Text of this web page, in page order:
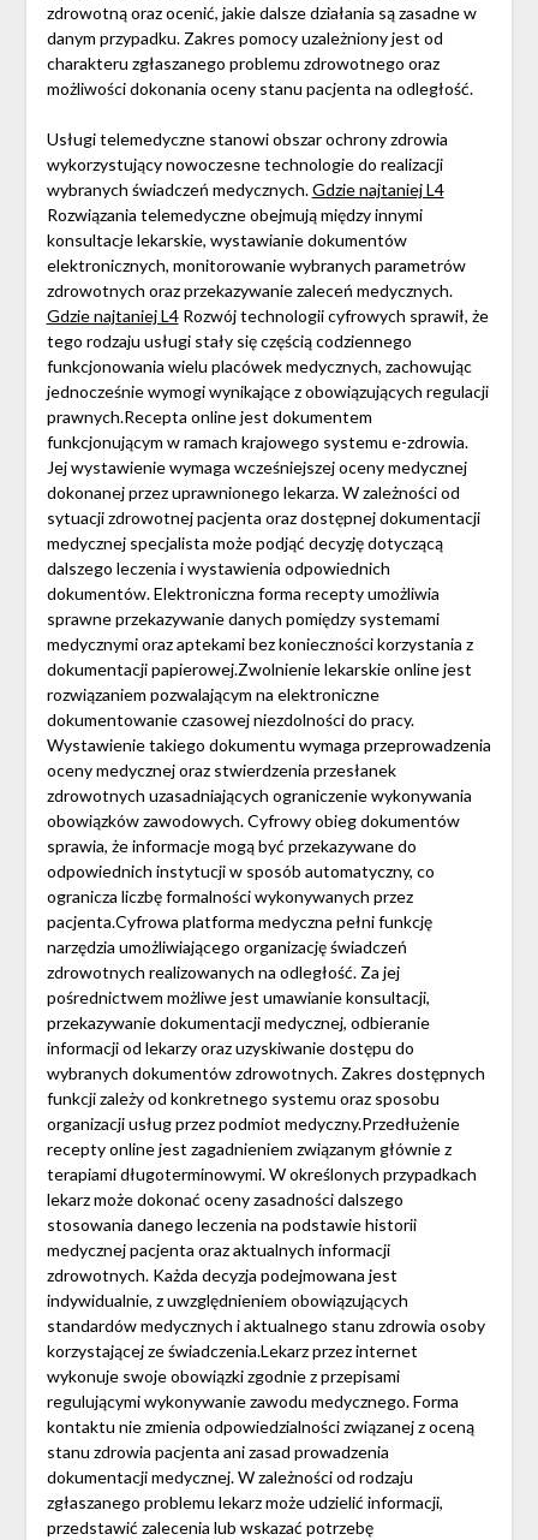
zdrowotną oraz ocenić, jakie dalsze działania są zasadne w
danym przypadku. Zakres pomocy uzależniony jest od
charakteru zgłaszanego problemu zdrowotnego oraz
możliwości dokonania oceny stanu pacjenta na odległość.
Usługi telemedyczne stanowi obszar ochrony zdrowia
wykorzystujący nowoczesne technologie do realizacji
wybranych świadczeń medycznych.Gdzie najtaniej L4
Rozwiązania telemedyczne obejmują między innymi
konsultacje lekarskie, wystawianie dokumentów
elektronicznych, monitorowanie wybranych parametrów
zdrowotnych oraz przekazywanie zaleceń medycznych.
Gdzie najtaniej L4Rozwój technologii cyfrowych sprawił, że
tego rodzaju usługi stały się częścią codziennego
funkcjonowania wielu placówek medycznych, zachowując
jednocześnie wymogi wynikające z obowiązujących regulacji
prawnych.Recepta online jest dokumentem
funkcjonującym w ramach krajowego systemu e-zdrowia.
Jej wystawienie wymaga wcześniejszej oceny medycznej
dokonanej przez uprawnionego lekarza. W zależności od
sytuacji zdrowotnej pacjenta oraz dostępnej dokumentacji
medycznej specjalista może podjąć decyzję dotyczącą
dalszego leczenia i wystawienia odpowiednich
dokumentów. Elektroniczna forma recepty umożliwia
sprawne przekazywanie danych pomiędzy systemami
medycznymi oraz aptekami bez konieczności korzystania z
dokumentacji papierowej.Zwolnienie lekarskie online jest
rozwiązaniem pozwalającym na elektroniczne
dokumentowanie czasowej niezdolności do pracy.
Wystawienie takiego dokumentu wymaga przeprowadzenia
oceny medycznej oraz stwierdzenia przesłanek
zdrowotnych uzasadniających ograniczenie wykonywania
obowiązków zawodowych. Cyfrowy obieg dokumentów
sprawia, że informacje mogą być przekazywane do
odpowiednich instytucji w sposób automatyczny, co
ogranicza liczbę formalności wykonywanych przez
pacjenta.Cyfrowa platforma medyczna pełni funkcję
narzędzia umożliwiającego organizację świadczeń
zdrowotnych realizowanych na odległość. Za jej
pośrednictwem możliwe jest umawianie konsultacji,
przekazywanie dokumentacji medycznej, odbieranie
informacji od lekarzy oraz uzyskiwanie dostępu do
wybranych dokumentów zdrowotnych. Zakres dostępnych
funkcji zależy od konkretnego systemu oraz sposobu
organizacji usług przez podmiot medyczny.Przedłużenie
recepty online jest zagadnieniem związanym głównie z
terapiami długoterminowymi. W określonych przypadkach
lekarz może dokonać oceny zasadności dalszego
stosowania danego leczenia na podstawie historii
medycznej pacjenta oraz aktualnych informacji
zdrowotnych. Każda decyzja podejmowana jest
indywidualnie, z uwzględnieniem obowiązujących
standardów medycznych i aktualnego stanu zdrowia osoby
korzystającej ze świadczenia.Lekarz przez internet
wykonuje swoje obowiązki zgodnie z przepisami
regulującymi wykonywanie zawodu medycznego. Forma
kontaktu nie zmienia odpowiedzialności związanej z oceną
stanu zdrowia pacjenta ani zasad prowadzenia
dokumentacji medycznej. W zależności od rodzaju
zgłaszanego problemu lekarz może udzielić informacji,
przedstawić zalecenia lub wskazać potrzebę